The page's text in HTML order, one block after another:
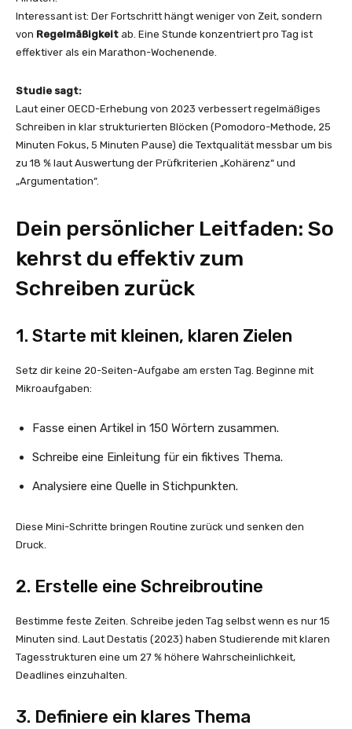
Interessant ist: Der Fortschritt hängt weniger von Zeit, sondern
von Regelmäßigkeit ab. Eine Stunde konzentriert pro Tag ist
effektiver als ein Marathon-Wochenende.
Studie sagt:
Laut einer OECD-Erhebung von 2023 verbessert regelmäßiges
Schreiben in klar strukturierten Blöcken (Pomodoro-Methode, 25
Minuten Fokus, 5 Minuten Pause) die Textqualität messbar um bis
zu 18 % laut Auswertung der Prüfkriterien „Kohärenz“ und
„Argumentation“.
Dein persönlicher Leitfaden: So
kehrst du effektiv zum
Schreiben zurück
1. Starte mit kleinen, klaren Zielen
Setz dir keine 20-Seiten-Aufgabe am ersten Tag. Beginne mit
Mikroaufgaben:
Fasse einen Artikel in 150 Wörtern zusammen.
Schreibe eine Einleitung für ein fiktives Thema.
Analysiere eine Quelle in Stichpunkten.
Diese Mini-Schritte bringen Routine zurück und senken den
Druck.
2. Erstelle eine Schreibroutine
Bestimme feste Zeiten. Schreibe jeden Tag selbst wenn es nur 15
Minuten sind. Laut Destatis (2023) haben Studierende mit klaren
Tagesstrukturen eine um 27 % höhere Wahrscheinlichkeit,
Deadlines einzuhalten.
3. Definiere ein klares Thema